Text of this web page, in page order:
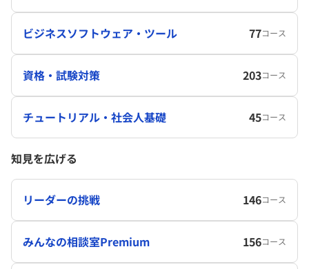
ビジネスソフトウェア・ツール 77コース
資格・試験対策 203コース
チュートリアル・社会人基礎 45コース
知見を広げる
リーダーの挑戦 146コース
みんなの相談室Premium 156コース